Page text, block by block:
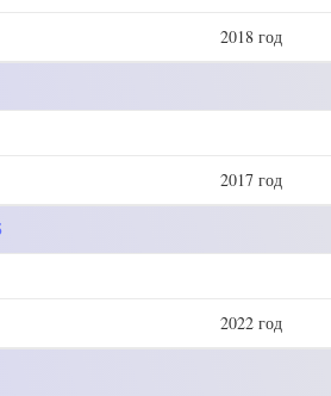
2018 год
2017 год
2022 год